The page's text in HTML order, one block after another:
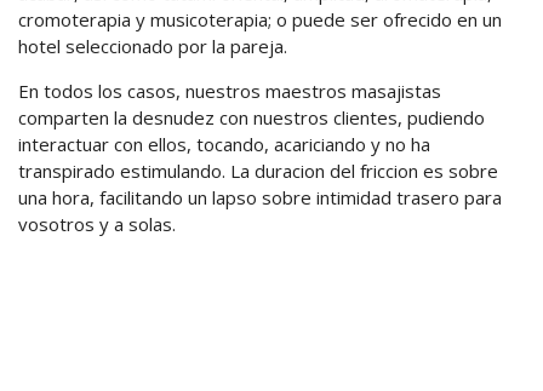
cromoterapia y musicoterapia; o puede ser ofrecido en un
hotel seleccionado por la pareja.
En todos los casos, nuestros maestros masajistas
comparten la desnudez con nuestros clientes, pudiendo
interactuar con ellos, tocando, acariciando y no ha
transpirado estimulando. La duracion del friccion es sobre
una hora, facilitando un lapso sobre intimidad trasero para
vosotros y a solas.